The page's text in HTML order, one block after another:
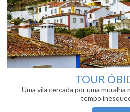
TOUR
Uma vila cercada por uma muralha
tempo